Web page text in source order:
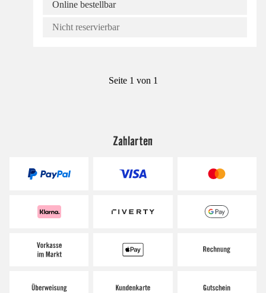
Online bestellbar
Nicht reservierbar
Seite 1 von 1
Zahlarten